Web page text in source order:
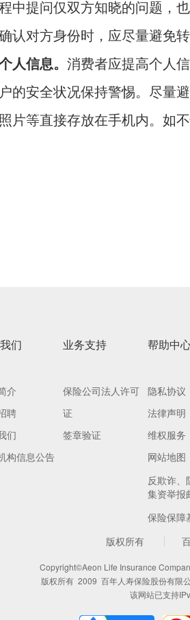
中提问仅双方知晓的问题，
认对方身份时，应尽量避免转
人信息。 消费者应提高个人
的安全状况保持警惕。尽量
片等直接存放在手机内。如
们
介
聘
们
构信息公告
业务支持
保险公司法人许可
证
签章验证
帮助中
隐私协议
法律声明
维权服务
网站地图
反欺诈、
集资举报
保险保障
版权所有
Copyright©Aeon Life Insurance
版权所有 2009 百年人寿保险股份有限
该网站已支持